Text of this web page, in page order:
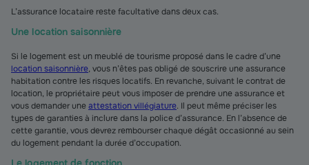
L’assurance locataire reste facultative dans deux cas.
Une location saisonnière
Si le logement est un meublé de tourisme proposé dans le cadre d’une
location saisonnière, vous n’êtes pas obligé de souscrire une assurance
habitation contre les risques locatifs. En revanche, suivant le contrat de
location, le propriétaire peut vous imposer de prendre une assurance et
vous demander uneattestation villégiature. Il peut même préciser les
types de garanties à inclure dans la police d’assurance. En l’absence de
cette garantie, vous devrez rembourser chaque dégât occasionné au sein
du logement pendant la durée d’occupation.